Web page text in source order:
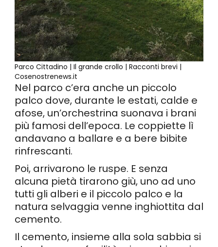
Parco Cittadino | Il grande crollo | Racconti brevi |
Cosenostrenews.it
Nel parco c’era anche un piccolo
palco dove, durante le estati, calde e
afose, un’orchestrina suonava i brani
più famosi dell’epoca. Le coppiette lì
andavano a ballare e a bere bibite
rinfrescanti.
Poi, arrivarono le ruspe. E senza
alcuna pietà tirarono giù, uno ad uno
tutti gli alberi e il piccolo palco e la
natura selvaggia venne inghiottita dal
cemento.
Il cemento, insieme alla sola sabbia si